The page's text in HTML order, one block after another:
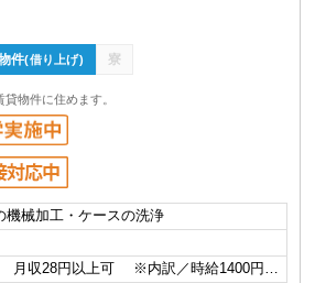
件(借り上げ) 寮
物件に住めます。
機械加工・ケースの洗浄
月収28円以上可 ※内訳／時給1400円…